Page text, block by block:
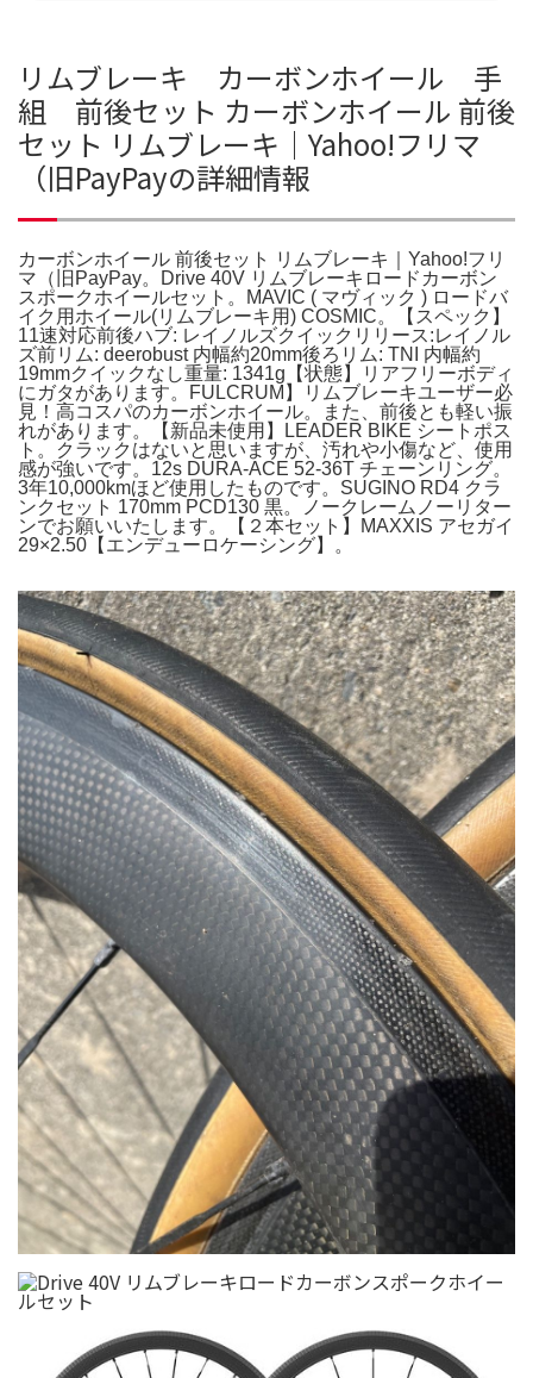
リムブレーキ カーボンホイール 手
組 前後セット カーボンホイール 前後
セット リムブレーキ｜Yahoo!フリマ
（旧PayPayの詳細情報
カーボンホイール 前後セット リムブレーキ｜Yahoo!フリ
マ（旧PayPay。Drive 40V リムブレーキロードカーボン
スポークホイールセット。MAVIC ( マヴィック ) ロードバ
イク用ホイール(リムブレーキ用) COSMIC。【スペック】
11速対応前後ハブ: レイノルズクイックリリース:レイノル
ズ前リム: deerobust 内幅約20mm後ろリム: TNI 内幅約
19mmクイックなし重量: 1341g【状態】リアフリーボディ
にガタがあります。FULCRUM】リムブレーキユーザー必
見！高コスパのカーボンホイール。また、前後とも軽い振
れがあります。【新品未使用】LEADER BIKE シートポス
ト。クラックはないと思いますが、汚れや小傷など、使用
感が強いです。12s DURA-ACE 52-36T チェーンリング。
3年10,000kmほど使用したものです。SUGINO RD4 クラ
ンクセット 170mm PCD130 黒。ノークレームノーリター
ンでお願いいたします。【２本セット】MAXXIS アセガイ
29×2.50【エンデューロケーシング】。